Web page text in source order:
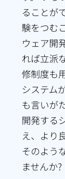
ることが
験をつむ
ウェア開
れば立派
修制度も
システム
も言いが
開発する
え、より
そのよう
ませんか?